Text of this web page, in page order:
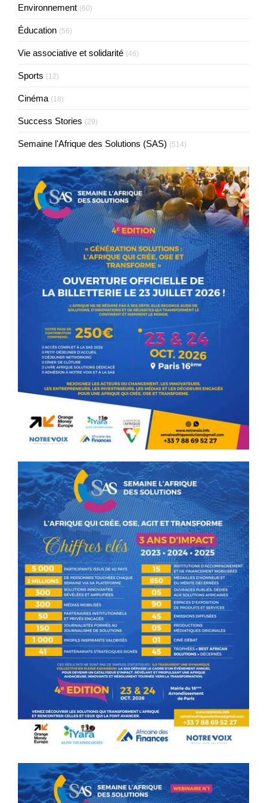
Environnement (60)
Éducation (56)
Vie associative et solidarité (46)
Sports (12)
Cinéma (18)
Success Stories (29)
Semaine l'Afrique des Solutions (SAS) (514)